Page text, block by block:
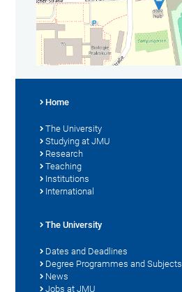
Home
The University
Studying at JMU
Research
Teaching
Institutions
International
The University
Dates and Deadlines
Degree Programmes and Subjects
News
Jobs at JMU